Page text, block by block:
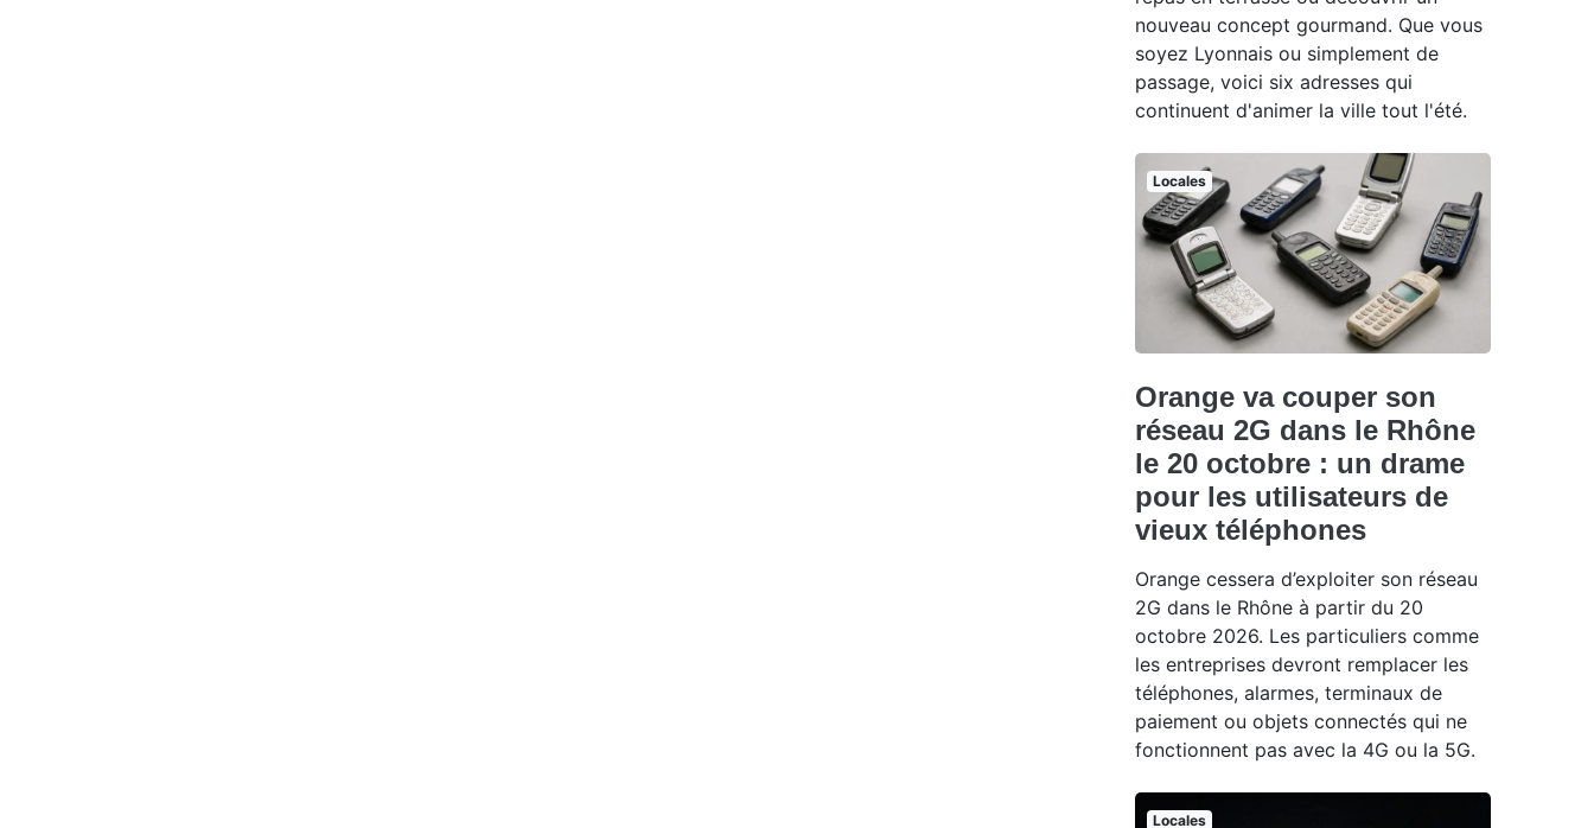
nouveau concept gourmand. Que vous
soyez Lyonnais ou simplement de
passage, voici six adresses qui
continuent d'animer la ville tout l'été.
Locales
Orange va couper son
réseau 2G dans le Rhône
le 20 octobre : un drame
pour les utilisateurs de
vieux téléphones
Orange cessera d’exploiter son réseau
2G dans le Rhône à partir du 20
octobre 2026. Les particuliers comme
les entreprises devront remplacer les
téléphones, alarmes, terminaux de
paiement ou objets connectés qui ne
fonctionnent pas avec la 4G ou la 5G.
Locales